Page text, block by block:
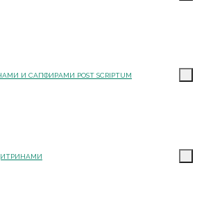
И САПФИРАМИ POST SCRIPTUM